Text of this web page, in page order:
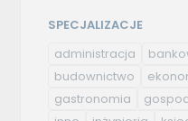
SPECJALIZACJE
administracja
budownictwo
gastronomia